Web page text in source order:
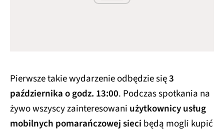
Pierwsze takie wydarzenie odbędzie się3
października o godz. 13:00. Podczas spotkania na
żywo wszyscy zainteresowani użytkownicy usług
mobilnych pomarańczowej sieci będą mogli kupić